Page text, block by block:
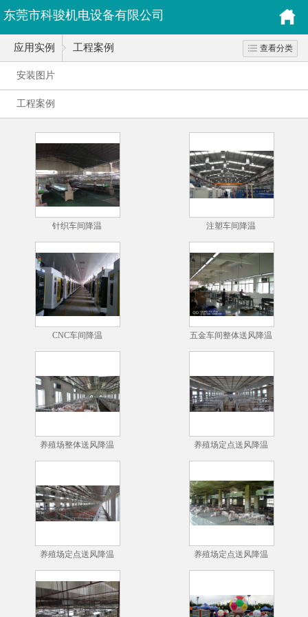
东莞市科骏机电设备有限公司
应用实例 工程案例 查看分类
安装图片
工程案例
针织车间降温 注塑车间降温
CNC车间降温 五金车间整体送风降温
养殖场整体送风降温 养殖场定点送风降温
养殖场定点送风降温 养殖场定点送风降温